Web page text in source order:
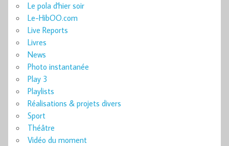
Le pola d'hier soir
Le-HibOO.com
Live Reports
Livres
News
Photo instantanée
Play 3
Playlists
Réalisations & projets divers
Sport
Théâtre
Vidéo du moment